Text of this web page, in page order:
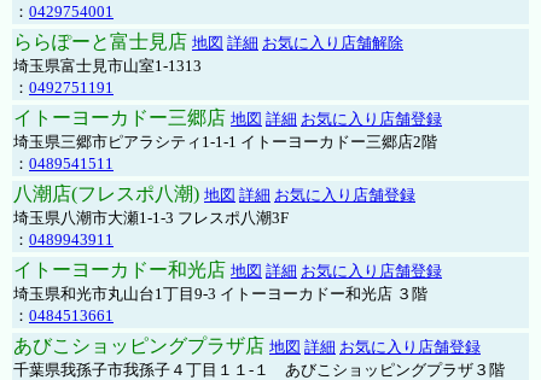
： 0429754001
ららぽーと富士見店 地図 詳細 お気に入り店舗解除
埼玉県富士見市山室1-1313
： 0492751191
イトーヨーカドー三郷店 地図 詳細 お気に入り店舗登録
埼玉県三郷市ピアラシティ1-1-1 イトーヨーカドー三郷店2階
： 0489541511
八潮店(フレスポ八潮) 地図 詳細 お気に入り店舗登録
埼玉県八潮市大瀬1-1-3 フレスポ八潮3F
： 0489943911
イトーヨーカドー和光店 地図 詳細 お気に入り店舗登録
埼玉県和光市丸山台1丁目9-3 イトーヨーカドー和光店 ３階
： 0484513661
あびこショッピングプラザ店 地図 詳細 お気に入り店舗登録
千葉県我孫子市我孫子４丁目１１-１ あびこショッピングプラザ３階